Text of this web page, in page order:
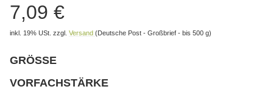
7,09 €
inkl. 19% USt. zzgl. Versand (Deutsche Post - Großbrief - bis 500 g)
GRÖSSE
VORFACHSTÄRKE